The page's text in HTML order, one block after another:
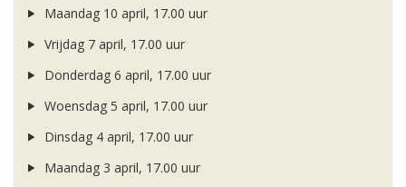
Maandag 10 april, 17.00 uur
Vrijdag 7 april, 17.00 uur
Donderdag 6 april, 17.00 uur
Woensdag 5 april, 17.00 uur
Dinsdag 4 april, 17.00 uur
Maandag 3 april, 17.00 uur